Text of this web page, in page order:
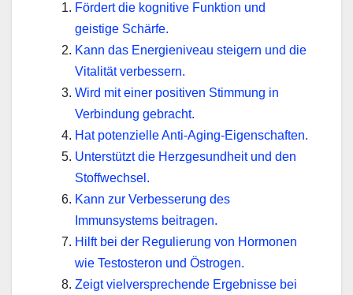
Fördert die kognitive Funktion und
geistige Schärfe.
Kann das Energieniveau steigern und die
Vitalität verbessern.
Wird mit einer positiven Stimmung in
Verbindung gebracht.
Hat potenzielle Anti-Aging-Eigenschaften.
Unterstützt die Herzgesundheit und den
Stoffwechsel.
Kann zur Verbesserung des
Immunsystems beitragen.
Hilft bei der Regulierung von Hormonen
wie Testosteron und Östrogen.
Zeigt vielversprechende Ergebnisse bei